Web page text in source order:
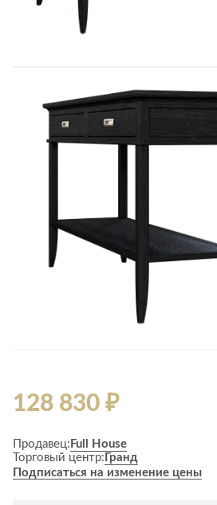
128 830 ₽
Продавец: Full House
Торговый центр: Гранд
Подписаться на изменение цены